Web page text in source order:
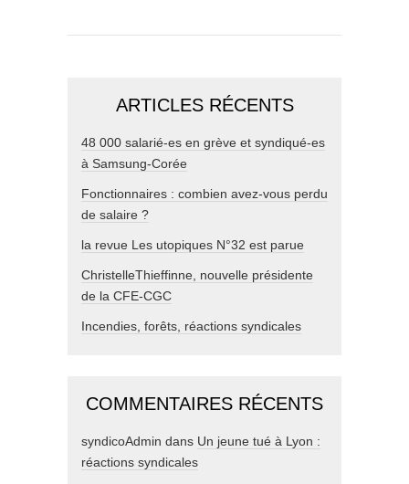
ARTICLES RÉCENTS
48 000 salarié-es en grève et syndiqué-es
à Samsung-Corée
Fonctionnaires : combien avez-vous perdu
de salaire ?
la revue Les utopiques N°32 est parue
ChristelleThieffinne, nouvelle présidente
de la CFE-CGC
Incendies, forêts, réactions syndicales
COMMENTAIRES RÉCENTS
syndicoAdmin dans Un jeune tué à Lyon :
réactions syndicales